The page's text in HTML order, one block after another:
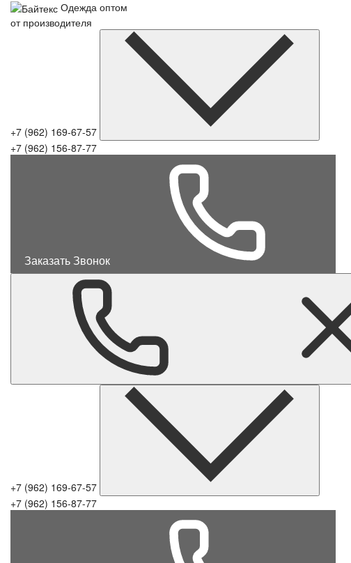
Одежда оптом
от производителя
+7 (962) 169-67-57
+7 (962) 156-87-77
Заказать Звонок
+7 (962) 169-67-57
+7 (962) 156-87-77